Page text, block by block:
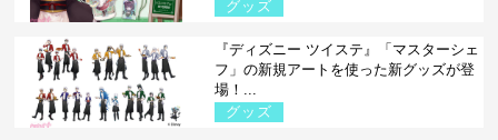
グッズ
『ディズニー ツイステ』「マスターシェ
フ」の新規アートを使った新グッズが登
場！...
グッズ